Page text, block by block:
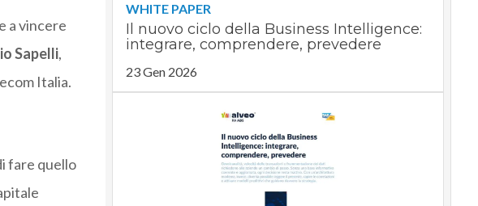
a vincere
Sapelli,
Italia.
fare quello
WHITE PAPER
Il nuovo ciclo della Business Intelligence:
integrare, comprendere, prevedere
23 Gen 2026